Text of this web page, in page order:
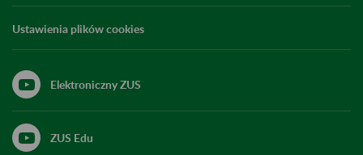
Ustawienia plików cookies
Elektroniczny ZUS
ZUS Edu